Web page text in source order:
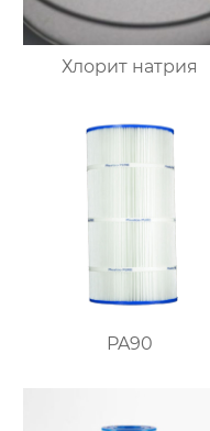
Хлорит натрия
PA90